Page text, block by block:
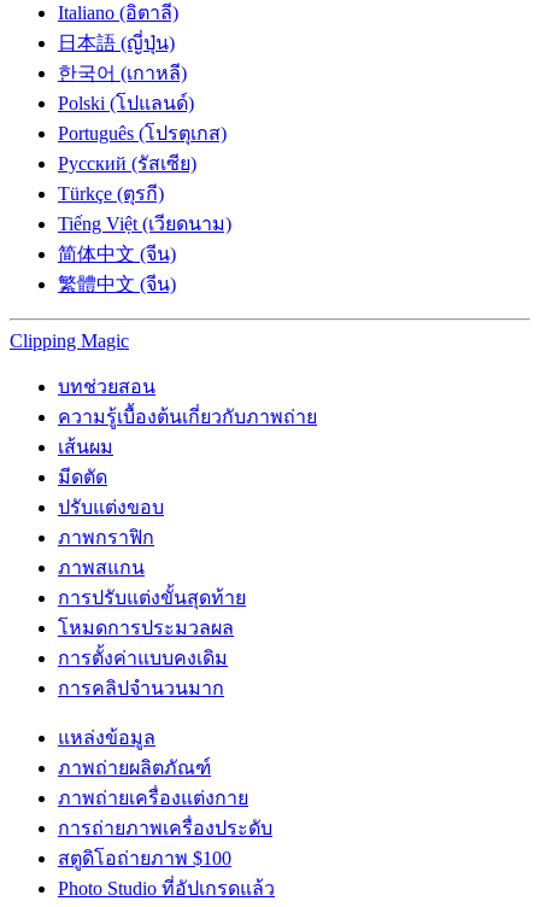
Italiano (อิตาลี)
日本語 (ญี่ปุ่น)
한국어 (เกาหลี)
Polski (โปแลนด์)
Português (โปรตุเกส)
Русский (รัสเซีย)
Türkçe (ตุรกี)
Tiếng Việt (เวียดนาม)
简体中文 (จีน)
繁體中文 (จีน)
Clipping Magic
บทช่วยสอน
ความรู้เบื้องต้นเกี่ยวกับภาพถ่าย
เส้นผม
มีดตัด
ปรับแต่งขอบ
ภาพกราฟิก
ภาพสแกน
การปรับแต่งขั้นสุดท้าย
โหมดการประมวลผล
การตั้งค่าแบบคงเดิม
การคลิปจำนวนมาก
แหล่งข้อมูล
ภาพถ่ายผลิตภัณฑ์
ภาพถ่ายเครื่องแต่งกาย
การถ่ายภาพเครื่องประดับ
สตูดิโอถ่ายภาพ $100
Photo Studio ที่อัปเกรดแล้ว